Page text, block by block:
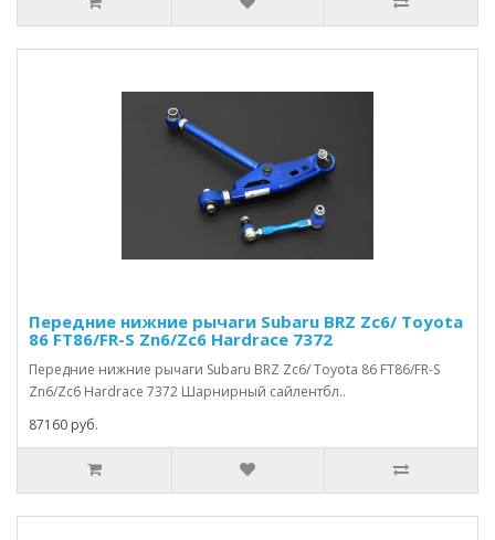
Передние нижние рычаги Subaru BRZ Zc6/ Toyota
86 FT86/FR-S Zn6/Zc6 Hardrace 7372
Передние нижние рычаги Subaru BRZ Zc6/ Toyota 86 FT86/FR-S
Zn6/Zc6 Hardrace 7372 Шарнирный сайлентбл..
87160 руб.